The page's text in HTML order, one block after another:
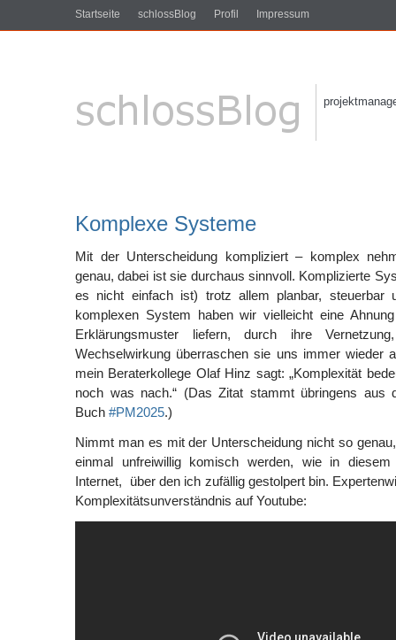
Startseite schlossBlog Profil Impressum
Komplexe Systeme
Mit der Unterscheidung kompliziert – komplex
genau, dabei ist sie durchaus sinnvoll. Komplizierte
es nicht einfach ist) trotz allem planbar, steuerbar
komplexen System haben wir vielleicht eine
Erklärungsmuster liefern, durch ihre
Wechselwirkung überraschen sie uns immer wieder
mein Beraterkollege Olaf Hinz sagt: „Komplexität
noch was nach.“ (Das Zitat stammt übringens aus
Buch #PM2025.)
Nimmt man es mit der Unterscheidung nicht so
einmal unfreiwillig komisch werden, wie in
Internet, über den ich zufällig gestolpert bin.
Komplexitätsunverständnis auf Youtube: